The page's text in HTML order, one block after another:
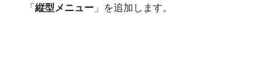
「縦型メニュー」を追加します。